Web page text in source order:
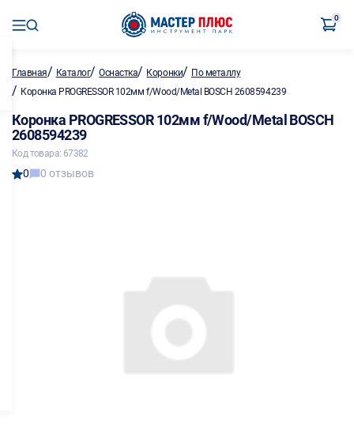
0
Главная/ Каталог/Оснастка/ Коронки/ По металлу
/ Коронка PROGRESSOR 102мм f/Wood/Metal BOSCH 2608594239
Коронка PROGRESSOR 102мм f/Wood/Metal BOSCH
2608594239
Код товара: 67382
0 0 отзывов